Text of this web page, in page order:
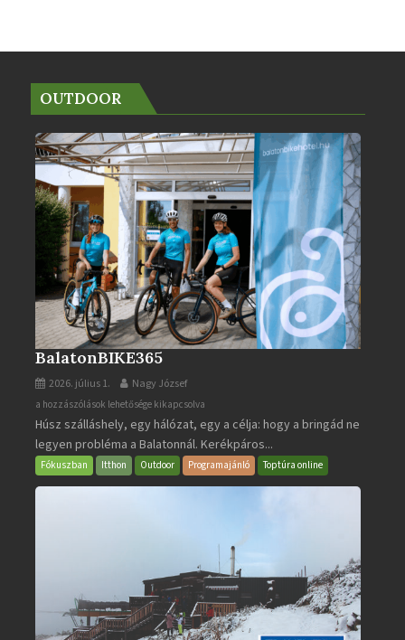
OUTDOOR
BalatonBIKE365
2026. július 1. Nagy József
BalatonBIKE365
bejegyzéshez
a hozzászólások lehetősége kikapcsolva
Húsz szálláshely, egy hálózat, egy a célja: hogy a bringád ne
legyen probléma a Balatonnál. Kerékpáros...
Fókuszban Itthon Outdoor Programajánló Toptúra online